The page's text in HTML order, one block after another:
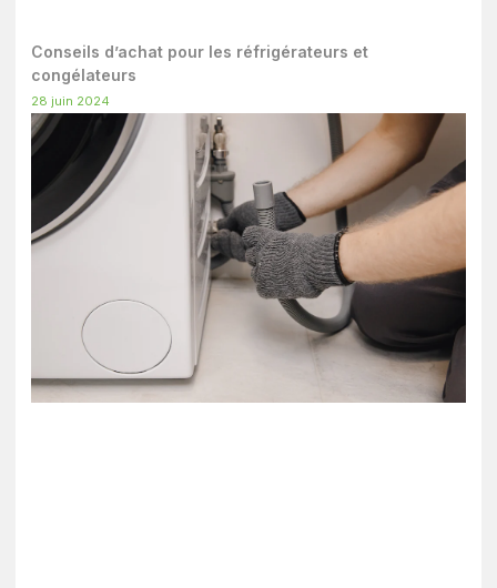
Conseils d’achat pour les réfrigérateurs et
congélateurs
28 juin 2024